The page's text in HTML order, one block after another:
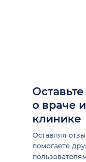
о враче
клинике
Оставляя
помогаете